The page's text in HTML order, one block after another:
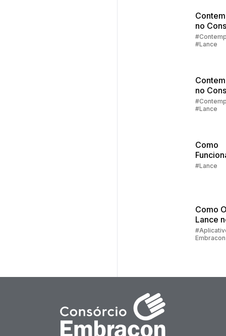
no
Parte
Lance
#Lance
no
Parte 2:
#Lance
Como
Lance
#Lance
Como
Lance
do